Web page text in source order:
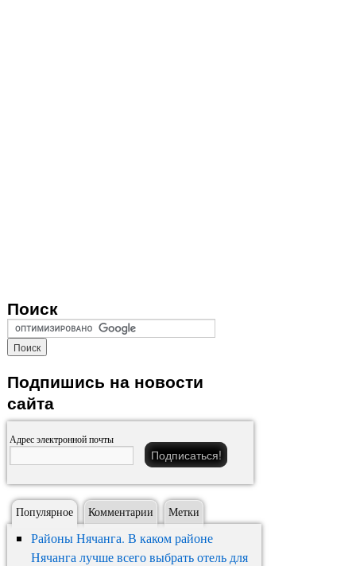
Поиск
Подпишись на новости
сайта
Адрес электронной почты
Популярное Комментарии Метки
Районы Нячанга. В каком районе
Нячанга лучше всего выбрать отель для